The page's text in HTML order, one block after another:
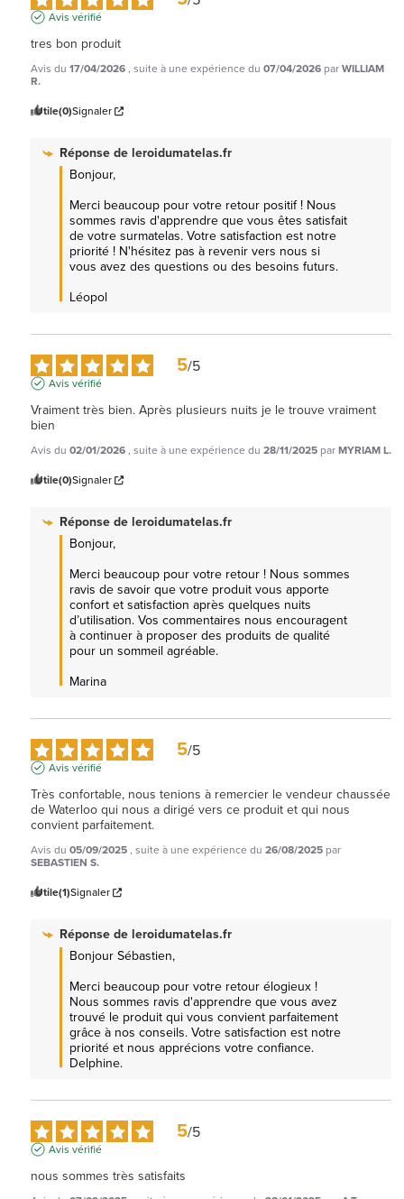
Avis vérifié
tres bon produit
Avis du 17/04/2026, suite à une expérience du 07/04/2026 parWILLIAM
R.
Utile(0)Signaler
Réponse deleroidumatelas.fr
Bonjour,
Merci beaucoup pour votre retour positif ! Nous
sommes ravis d'apprendre que vous êtes satisfait
de votre surmatelas. Votre satisfaction est notre
priorité ! N'hésitez pas à revenir vers nous si
vous avez des questions ou des besoins futurs.
Léopol
5/5
Avis vérifié
Vraiment très bien. Après plusieurs nuits je le trouve vraiment
bien
Avis du 02/01/2026, suite à une expérience du 28/11/2025 parMYRIAM L.
Utile(0)Signaler
Réponse deleroidumatelas.fr
Bonjour,
Merci beaucoup pour votre retour ! Nous sommes
ravis de savoir que votre produit vous apporte
confort et satisfaction après quelques nuits
d’utilisation. Vos commentaires nous encouragent
à continuer à proposer des produits de qualité
pour un sommeil agréable.
Marina
5/5
Avis vérifié
Très confortable, nous tenions à remercier le vendeur chaussée
de Waterloo qui nous a dirigé vers ce produit et qui nous
convient parfaitement.
Avis du 05/09/2025, suite à une expérience du 26/08/2025 par
SEBASTIEN S.
Utile(1)Signaler
Réponse deleroidumatelas.fr
Bonjour Sébastien,
Merci beaucoup pour votre retour élogieux !
Nous sommes ravis d'apprendre que vous avez
trouvé le produit qui vous convient parfaitement
grâce à nos conseils. Votre satisfaction est notre
priorité et nous apprécions votre confiance.
Delphine.
5/5
Avis vérifié
nous sommes très satisfaits